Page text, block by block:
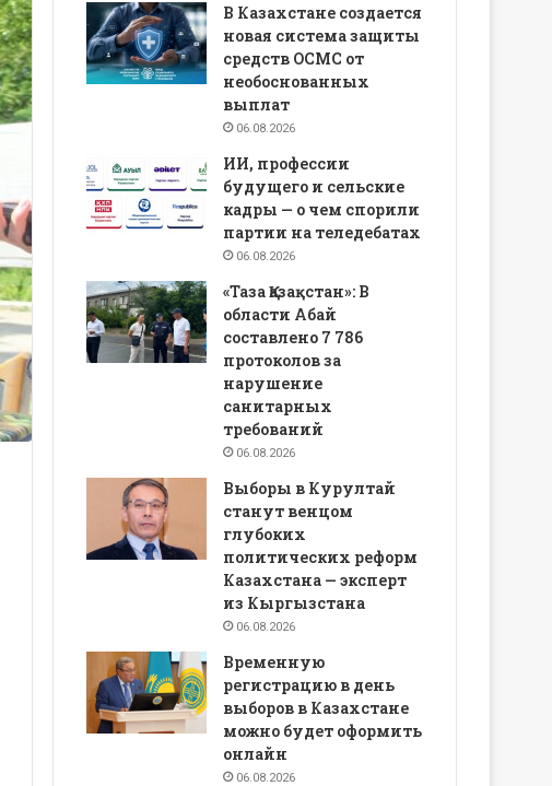
В Казахстане создается
новая система защиты
средств ОСМС от
необоснованных
выплат
06.08.2026
ИИ, профессии
будущего и сельские
кадры — о чем спорили
партии на теледебатах
06.08.2026
«Таза Қазақстан»: В
области Абай
составлено 7 786
протоколов за
нарушение
санитарных
требований
06.08.2026
Выборы в Курултай
станут венцом
глубоких
политических реформ
Казахстана — эксперт
из Кыргызстана
06.08.2026
Временную
регистрацию в день
выборов в Казахстане
можно будет оформить
онлайн
06.08.2026